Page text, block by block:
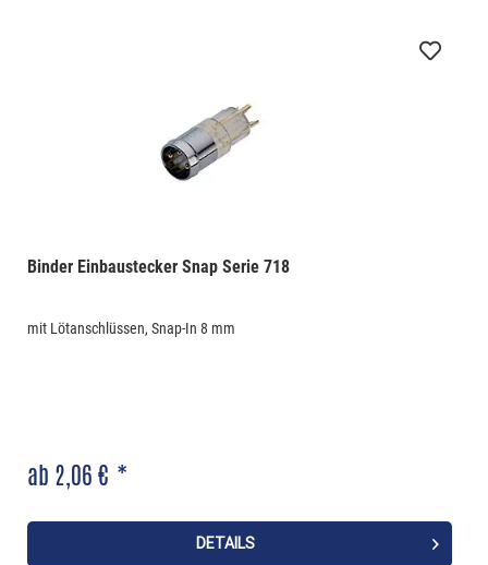
Binder Einbaustecker Snap Serie 718
mit Lötanschlüssen, Snap-In 8 mm
ab 2,06 € *
DETAILS